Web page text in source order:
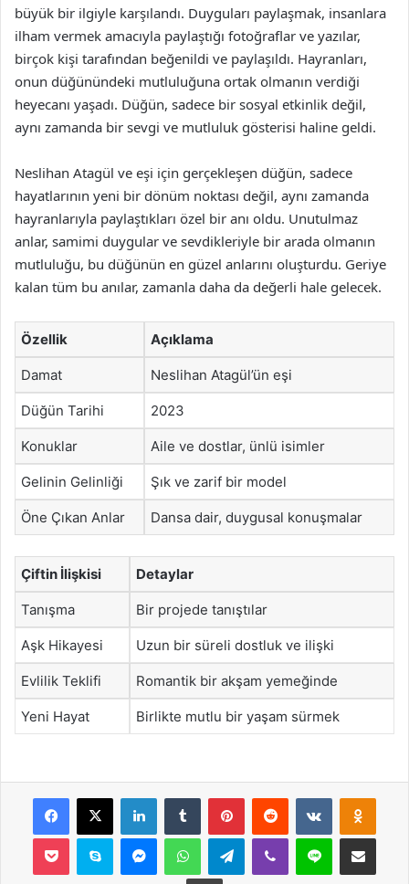
büyük bir ilgiyle karşılandı. Duyguları paylaşmak, insanlara
ilham vermek amacıyla paylaştığı fotoğraflar ve yazılar,
birçok kişi tarafından beğenildi ve paylaşıldı. Hayranları,
onun düğünündeki mutluluğuna ortak olmanın verdiği
heyecanı yaşadı. Düğün, sadece bir sosyal etkinlik değil,
aynı zamanda bir sevgi ve mutluluk gösterisi haline geldi.
Neslihan Atagül ve eşi için gerçekleşen düğün, sadece
hayatlarının yeni bir dönüm noktası değil, aynı zamanda
hayranlarıyla paylaştıkları özel bir anı oldu. Unutulmaz
anlar, samimi duygular ve sevdikleriyle bir arada olmanın
mutluluğu, bu düğünün en güzel anlarını oluşturdu. Geriye
kalan tüm bu anılar, zamanla daha da değerli hale gelecek.
Özellik Açıklama
Damat Neslihan Atagül’ün eşi
Düğün Tarihi 2023
Konuklar Aile ve dostlar, ünlü isimler
Gelinin Gelinliği Şık ve zarif bir model
Öne Çıkan Anlar Dansa dair, duygusal konuşmalar
Çiftin İlişkisi Detaylar
Tanışma Bir projede tanıştılar
Aşk Hikayesi Uzun bir süreli dostluk ve ilişki
Evlilik Teklifi Romantik bir akşam yemeğinde
Yeni Hayat Birlikte mutlu bir yaşam sürmek
Facebook
X LinkedInTumblr PinterestReddit VKontakte
Pocket Skype MessengerWhatsAppTelegramViber Line E-Posta ile
Yazdır